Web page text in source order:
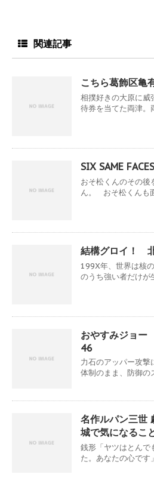
関連記事
こちら葛飾区亀
相撲好きの大原に威
待券を当てた両津。
SIX SAME
おそ松くんのその後
ん。 おそ松くんも
結構グロイ！
199X年、世界は核
のうち強い者だけが
おやすみジョ
46
力石のアッパー攻撃
体制のまま、防御の
名作ルパン三世
城で気になるこ
銭形「ヤツはとんで
た。あなたの心です